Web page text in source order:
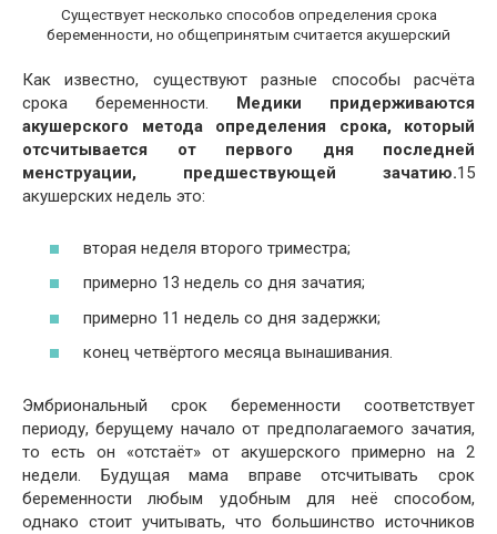
Существует несколько способов определения срока
беременности, но общепринятым считается акушерский
Как известно, существуют разные способы расчёта
срока беременности.
Медики придерживаются
акушерского метода определения срока, который
отсчитывается от первого дня последней
менструации, предшествующей зачатию.15
акушерских недель это:
вторая неделя второго триместра;
примерно 13 недель со дня зачатия;
примерно 11 недель со дня задержки;
конец четвёртого месяца вынашивания.
Эмбриональный срок беременности соответствует
периоду, берущему начало от предполагаемого зачатия,
то есть он «отстаёт» от акушерского примерно на 2
недели. Будущая мама вправе отсчитывать срок
беременности любым удобным для неё способом,
однако стоит учитывать, что большинство источников